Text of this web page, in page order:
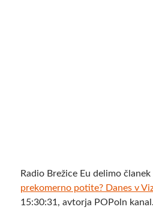
Radio Brežice Eu delimo
prekomerno potite? Danes v
15:30:31, avtorja POPoln kanal.